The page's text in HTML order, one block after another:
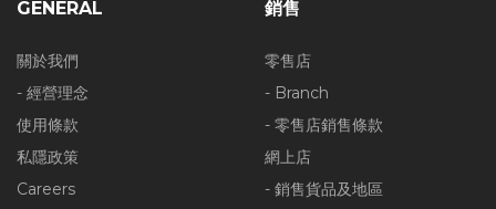
GENERAL
關於我們
- 經營理念
使用條款
私隱政策
Careers
銷售
零售店
- Branch
- 零售店銷售條款
網上店
- 銷售貨品及地區